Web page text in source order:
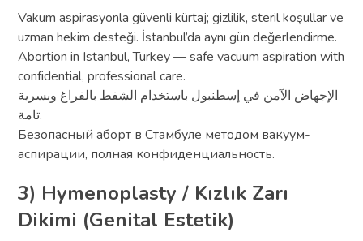
Vakum aspirasyonla güvenli kürtaj; gizlilik, steril koşullar ve
uzman hekim desteği. İstanbul’da aynı gün değerlendirme.
Abortion in Istanbul, Turkey — safe vacuum aspiration with
confidential, professional care.
الإجهاض الآمن في إسطنبول باستخدام الشفط بالفراغ وبسرية
تامة.
Безопасный аборт в Стамбуле методом вакуум-
аспирации, полная конфиденциальность.
3) Hymenoplasty / Kızlık Zarı
Dikimi (Genital Estetik)